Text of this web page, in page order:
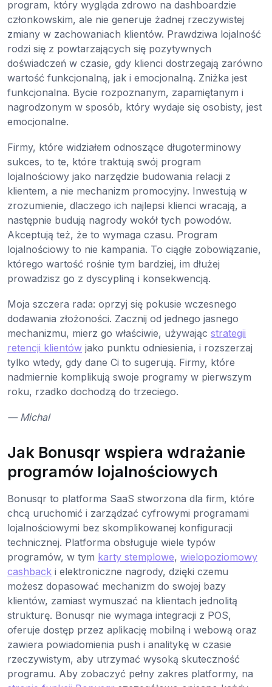
program, który wygląda zdrowo na dashboardzie
członkowskim, ale nie generuje żadnej rzeczywistej
zmiany w zachowaniach klientów. Prawdziwa lojalność
rodzi się z powtarzających się pozytywnych
doświadczeń w czasie, gdy klienci dostrzegają zarówno
wartość funkcjonalną, jak i emocjonalną. Zniżka jest
funkcjonalna. Bycie rozpoznanym, zapamiętanym i
nagrodzonym w sposób, który wydaje się osobisty, jest
emocjonalne.
Firmy, które widziałem odnoszące długoterminowy
sukces, to te, które traktują swój program
lojalnościowy jako narzędzie budowania relacji z
klientem, a nie mechanizm promocyjny. Inwestują w
zrozumienie, dlaczego ich najlepsi klienci wracają, a
następnie budują nagrody wokół tych powodów.
Akceptują też, że to wymaga czasu. Program
lojalnościowy to nie kampania. To ciągłe zobowiązanie,
którego wartość rośnie tym bardziej, im dłużej
prowadzisz go z dyscypliną i konsekwencją.
Moja szczera rada: oprzyj się pokusie wczesnego
dodawania złożoności. Zacznij od jednego jasnego
mechanizmu, mierz go właściwie, używając strategii
retencji klientów jako punktu odniesienia, i rozszerzaj
tylko wtedy, gdy dane Ci to sugerują. Firmy, które
nadmiernie komplikują swoje programy w pierwszym
roku, rzadko dochodzą do trzeciego.
— Michal
Jak Bonusqr wspiera wdrażanie
programów lojalnościowych
Bonusqr to platforma SaaS stworzona dla firm, które
chcą uruchomić i zarządzać cyfrowymi programami
lojalnościowymi bez skomplikowanej konfiguracji
technicznej. Platforma obsługuje wiele typów
programów, w tym karty stemplowe, wielopoziomowy
cashback i elektroniczne nagrody, dzięki czemu
możesz dopasować mechanizm do swojej bazy
klientów, zamiast wymuszać na klientach jednolitą
strukturę. Bonusqr nie wymaga integracji z POS,
oferuje dostęp przez aplikację mobilną i webową oraz
zawiera powiadomienia push i analitykę w czasie
rzeczywistym, aby utrzymać wysoką skuteczność
programu. Aby zobaczyć pełny zakres platformy, na